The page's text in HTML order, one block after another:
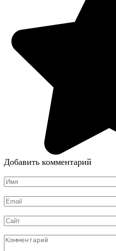
Добавить комментарий
Имя
Email
Сайт
Комментарий